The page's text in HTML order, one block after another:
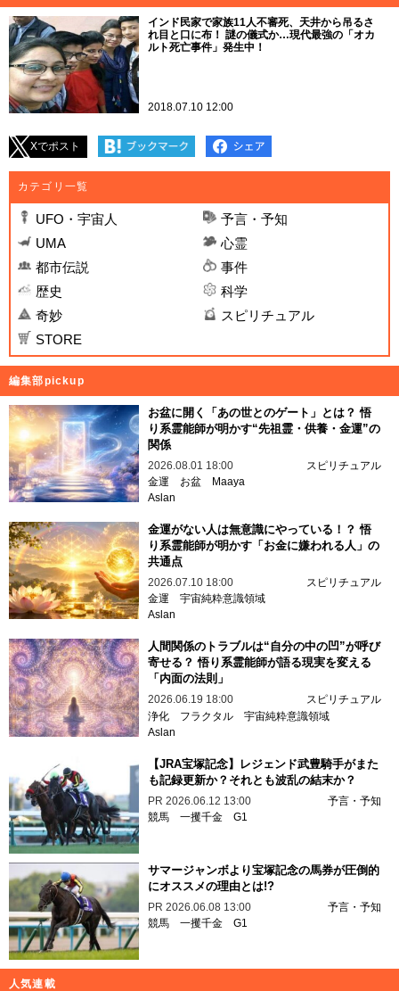
インド民家で家族11人不審死、天井から吊るさ
れ目と口に布！ 謎の儀式か…現代最強の「オカ
ルト死亡事件」発生中！
2018.07.10 12:00
Xでポスト
カテゴリ一覧
UFO・宇宙人
予言・予知
UMA
心霊
都市伝説
事件
歴史
科学
奇妙
スピリチュアル
STORE
編集部pickup
お盆に開く「あの世とのゲート」とは？ 悟
り系霊能師が明かす“先祖霊・供養・金運”の
関係
2026.08.01 18:00
スピリチュアル
金運
お盆
Maaya
Aslan
金運がない人は無意識にやっている！？ 悟
り系霊能師が明かす「お金に嫌われる人」の
共通点
2026.07.10 18:00
スピリチュアル
金運 宇宙純粋意識領域
Aslan
人間関係のトラブルは“自分の中の凹”が呼び
寄せる？ 悟り系霊能師が語る現実を変える
「内面の法則」
2026.06.19 18:00
スピリチュアル
浄化
フラクタル 宇宙純粋意識領域
Aslan
【JRA宝塚記念】レジェンド武豊騎手がまた
も記録更新か？それとも波乱の結末か？
PR 2026.06.12 13:00
予言・予知
競馬 一攫千金 G1
サマージャンボより宝塚記念の馬券が圧倒的
にオススメの理由とは!?
PR 2026.06.08 13:00
予言・予知
競馬 一攫千金 G1
人気連載